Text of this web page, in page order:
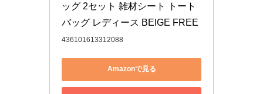
ッグ 2セット 雑材シート トート
バッグ レディース BEIGE FREE
436101613312088
Amazonで見る